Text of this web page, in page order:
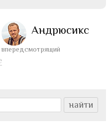
Андрюсикс
впередсмотрящий